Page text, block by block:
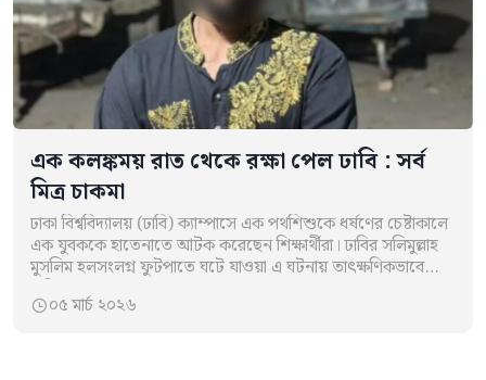
এক কলঙ্কময় রাত থেকে রক্ষা পেল ঢাবি : সর্ব
মিত্র চাকমা
ঢাকা বিশ্ববিদ্যালয় (ঢাবি) ক্যাম্পাসে এক পথশিশুকে ধর্ষণের চেষ্টাকালে
এক যুবককে হাতেনাতে আটক করেছেন শিক্ষার্থীরা। ঢাবির সলিমুল্লাহ
মুসলিম হলসংলগ্ন ফুটপাতে ঘটে যাওয়া এ ঘটনায় তাৎক্ষণিকভাবে
অভিযুক্তকে শাহবাগ থানায় সোপর্দ করা হয়।…
০৫ মার্চ ২০২৬